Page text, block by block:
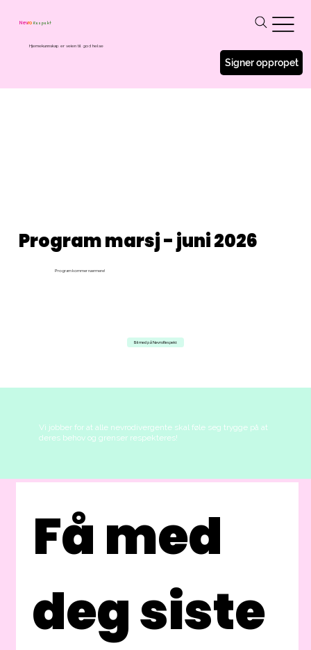
NevroRespekt
Hjernekunnskap er veien til god helse
Signer oppropet
Program marsj - juni 2026
Program kommer nærmere!
Bli med på NevroRespekt
Vi jobber for at alle nevrodivergente skal føle seg trygge på at
deres behov og grenser respekteres!
Få med
deg siste